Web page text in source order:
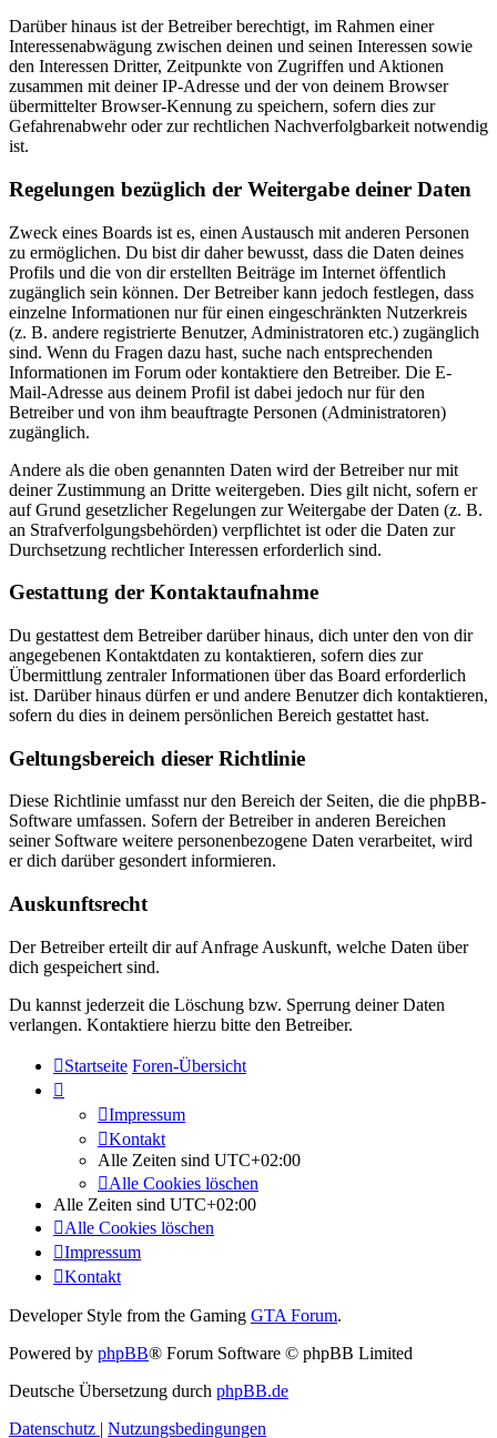
Darüber hinaus ist der Betreiber berechtigt, im Rahmen einer
Interessenabwägung zwischen deinen und seinen Interessen sowie
den Interessen Dritter, Zeitpunkte von Zugriffen und Aktionen
zusammen mit deiner IP-Adresse und der von deinem Browser
übermittelter Browser-Kennung zu speichern, sofern dies zur
Gefahrenabwehr oder zur rechtlichen Nachverfolgbarkeit notwendig
ist.
Regelungen bezüglich der Weitergabe deiner Daten
Zweck eines Boards ist es, einen Austausch mit anderen Personen
zu ermöglichen. Du bist dir daher bewusst, dass die Daten deines
Profils und die von dir erstellten Beiträge im Internet öffentlich
zugänglich sein können. Der Betreiber kann jedoch festlegen, dass
einzelne Informationen nur für einen eingeschränkten Nutzerkreis
(z. B. andere registrierte Benutzer, Administratoren etc.) zugänglich
sind. Wenn du Fragen dazu hast, suche nach entsprechenden
Informationen im Forum oder kontaktiere den Betreiber. Die E-
Mail-Adresse aus deinem Profil ist dabei jedoch nur für den
Betreiber und von ihm beauftragte Personen (Administratoren)
zugänglich.
Andere als die oben genannten Daten wird der Betreiber nur mit
deiner Zustimmung an Dritte weitergeben. Dies gilt nicht, sofern er
auf Grund gesetzlicher Regelungen zur Weitergabe der Daten (z. B.
an Strafverfolgungsbehörden) verpflichtet ist oder die Daten zur
Durchsetzung rechtlicher Interessen erforderlich sind.
Gestattung der Kontaktaufnahme
Du gestattest dem Betreiber darüber hinaus, dich unter den von dir
angegebenen Kontaktdaten zu kontaktieren, sofern dies zur
Übermittlung zentraler Informationen über das Board erforderlich
ist. Darüber hinaus dürfen er und andere Benutzer dich kontaktieren,
sofern du dies in deinem persönlichen Bereich gestattet hast.
Geltungsbereich dieser Richtlinie
Diese Richtlinie umfasst nur den Bereich der Seiten, die die phpBB-
Software umfassen. Sofern der Betreiber in anderen Bereichen
seiner Software weitere personenbezogene Daten verarbeitet, wird
er dich darüber gesondert informieren.
Auskunftsrecht
Der Betreiber erteilt dir auf Anfrage Auskunft, welche Daten über
dich gespeichert sind.
Du kannst jederzeit die Löschung bzw. Sperrung deiner Daten
verlangen. Kontaktiere hierzu bitte den Betreiber.
Startseite Foren-Übersicht
Impressum
Kontakt
Alle Zeiten sind UTC+02:00
Alle Cookies löschen
Alle Zeiten sind UTC+02:00
Alle Cookies löschen
Impressum
Kontakt
Developer Style from the Gaming GTA Forum.
Powered by phpBB® Forum Software © phpBB Limited
Deutsche Übersetzung durch phpBB.de
Datenschutz | Nutzungsbedingungen